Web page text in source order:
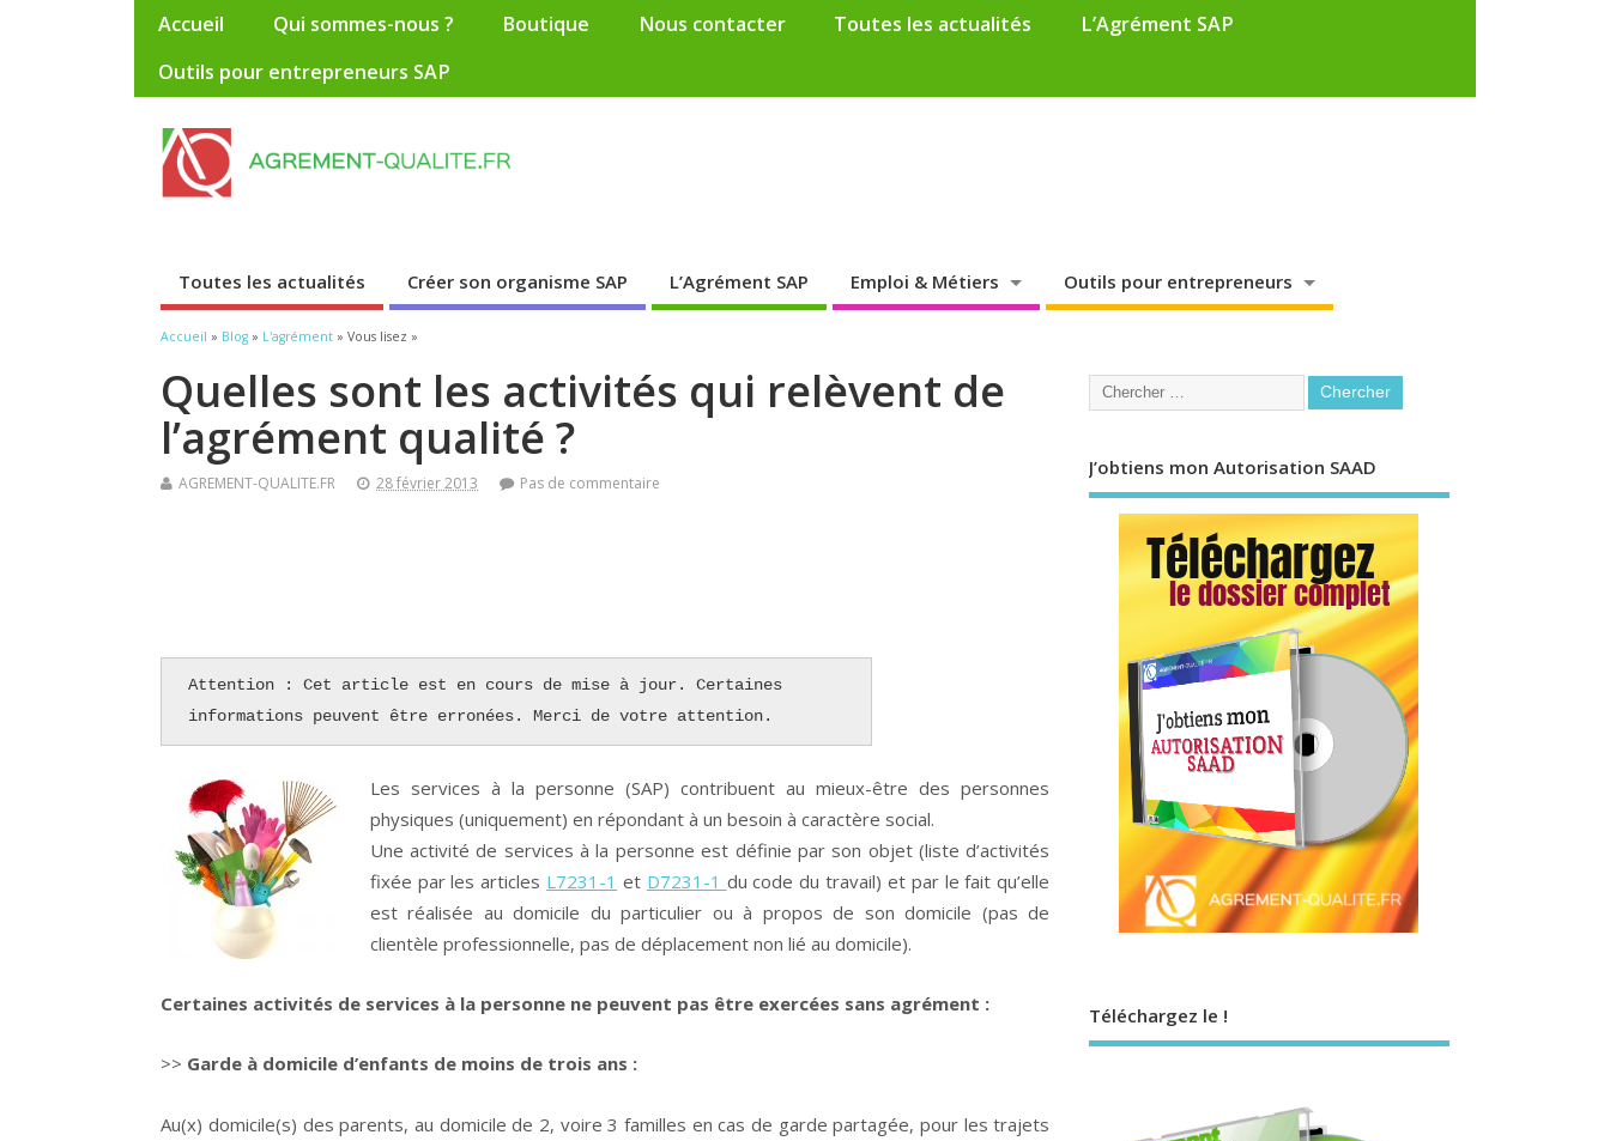
Accueil Qui sommes-nous ? Boutique Nous contacter Toutes les actualités
L’Agrément SAP
Outils pour entrepreneurs SAP
Toutes les actualités Créer son organisme SAP L’Agrément SAP Emploi & Métiers Outils pour entrepreneurs
Accueil » Blog » L'agrément » Vous lisez »
Quelles sont les activités qui relèvent de
l’agrément qualité ?
AGREMENT-QUALITE.FR 28 février 2013 Pas de commentaire
Attention : Cet article est en cours de mise à jour. Certaines
informations peuvent être erronées. Merci de votre attention.
Les services à la personne (SAP) contribuent au mieux-être des personnes
physiques (uniquement) en répondant à un besoin à caractère social.
Une activité de services à la personne est définie par son objet (liste d’activités
fixée par les articles L7231-1 et D7231-1 du code du travail) et par le fait qu’elle
est réalisée au domicile du particulier ou à propos de son domicile (pas de
clientèle professionnelle, pas de déplacement non lié au domicile).
Certaines activités de services à la personne ne peuvent pas être exercées sans agrément :
>> Garde à domicile d’enfants de moins de trois ans :
Au(x) domicile(s) des parents, au domicile de 2, voire 3 familles en cas de garde partagée, pour les trajets
J’obtiens mon Autorisation SAAD
Téléchargez le !